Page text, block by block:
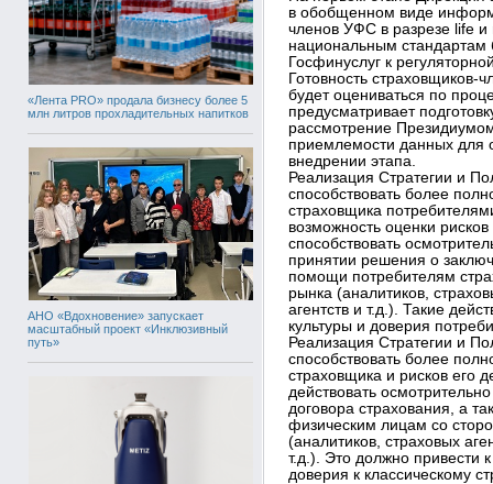
«Лента PRO» продала бизнесу более 5
млн литров прохладительных напитков
АНО «Вдохновение» запускает
масштабный проект «Инклюзивный
путь»
в обобщенном виде
членов УФС в разрезе life и
национальным стандартам
Госфинуслуг к
Готовность
будет оцениваться по
предусматривает
рассмотрение
приемлемости данных для
внедрении этапа.
Реализация Стратегии и
способствовать более
страховщика
возможность оценки
способствовать
принятии решения о
помощи потребителям
рынка (аналитиков,
агентств и т.д.). Такие
культуры и доверия
Реализация Стратегии и
способствовать более
страховщика и рисков его
действовать
договора страхования, а
физическим лицам со
(аналитиков, страховых
т.д.). Это должно привести
доверия к классическому